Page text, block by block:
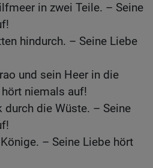
in zwei Teile. – Seine
hindurch. – Seine Liebe
und sein Heer in die
niemals auf!
durch die Wüste. – Seine
– Seine Liebe hört